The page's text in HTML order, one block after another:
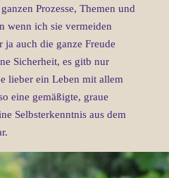
Prozesse, Themen und
wenn ich sie vermeiden
auch die ganze Freude
Sicherheit, es gitb nur
lieber ein Leben mit allem
eine gemäßigte, graue
Selbsterkenntnis aus dem